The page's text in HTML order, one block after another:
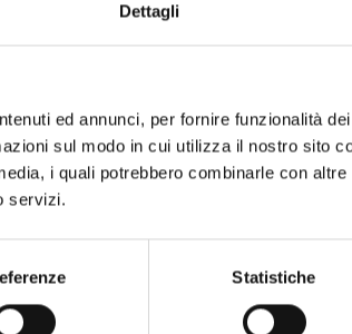
Dettagli
ed annunci, per fornire funzionalità
sul modo in cui utilizza il nostro sito
i quali potrebbero combinarle con
servizi.
Statistiche
e controperizia nel settore
adempimenti operativi
italiane
Soft Skills per il potenziamento